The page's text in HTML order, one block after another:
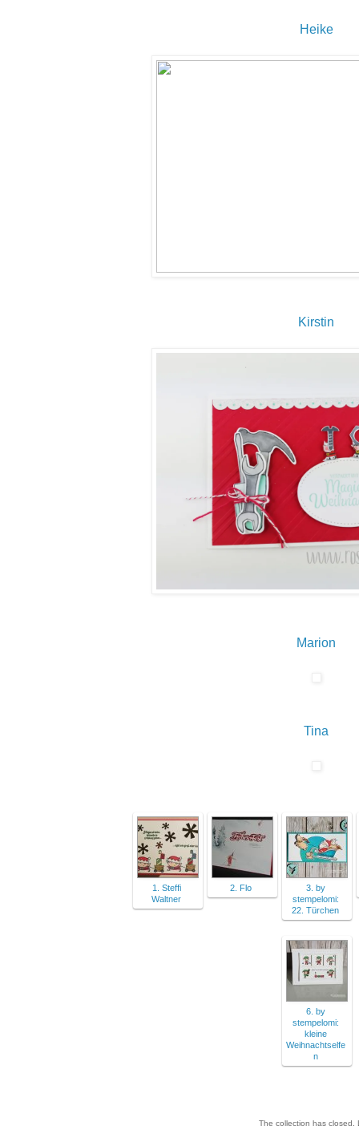
Heike
Kirstin
Marion
Tina
1. Steffi
Waltner
2. Flo
3. by
stempelomi:
22. Türchen
6. by
stempelomi:
kleine
Weihnachtselfe
n
The collection has